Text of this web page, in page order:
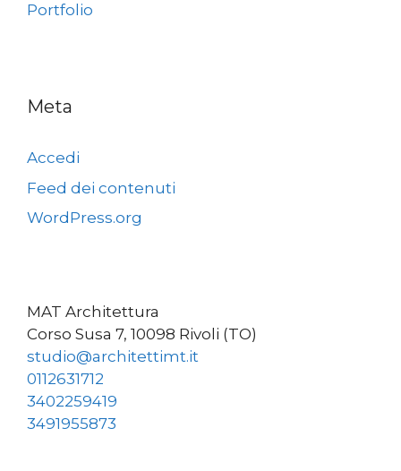
Portfolio
Meta
Accedi
Feed dei contenuti
WordPress.org
MAT Architettura
Corso Susa 7, 10098 Rivoli (TO)
studio@architettimt.it
0112631712
3402259419
3491955873